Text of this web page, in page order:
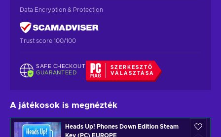
Data Encryption & Protection
Trust score 100/100
SAFE CHECKOUT
GUARANTEED
SZERKESZTŐ
VÁLASZTÁSA
A játékosok is megnézték
Heads Up! Phones Down Edition Steam
Key (PC) EUROPE